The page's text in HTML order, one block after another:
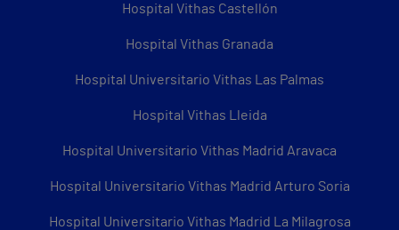
Hospital Vithas Castellón
Hospital Vithas Granada
Hospital Universitario Vithas Las Palmas
Hospital Vithas Lleida
Hospital Universitario Vithas Madrid Aravaca
Hospital Universitario Vithas Madrid Arturo Soria
Hospital Universitario Vithas Madrid La Milagrosa